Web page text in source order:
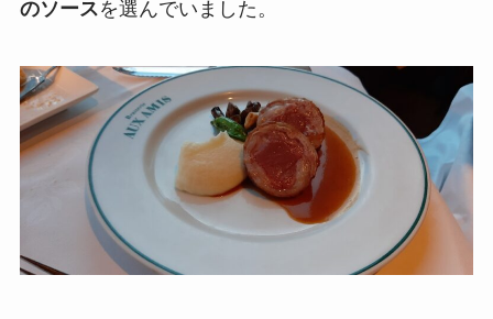
のソースを選んでいました。